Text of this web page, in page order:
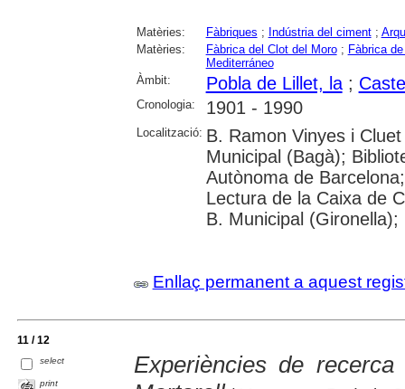
Matèries: Fàbriques ; Indústria del ciment;
Matèries:
Fàbrica del Clot del Moro; Fàbrica
Mediterráneo
Àmbit:
Pobla de Lillet, la;
Cronologia: 1901 - 1990
Localització: B. Ramon Vinyes i
Municipal (Bagà);
Autònoma de
Lectura de la Caixa de
B. Municipal
Enllaç permanent a aquest
11 / 12
select
print
Experiències de